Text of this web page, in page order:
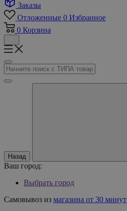
Заказы
Отложенные 0 Избранное
0 Корзина
Назад
Ваш город:
Выбрать город
Самовывоз из магазина от 30 минут